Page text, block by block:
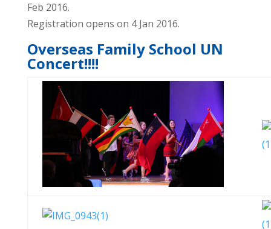
Feb 2016.
Registration opens on 4 Jan 2016.
Overseas Family School UN
Concert!!!!